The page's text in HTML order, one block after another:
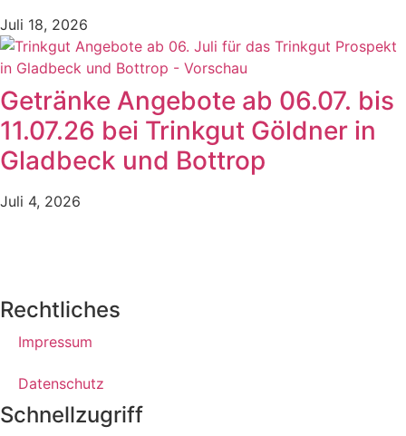
Juli 18, 2026
Getränke Angebote ab 06.07. bis
11.07.26 bei Trinkgut Göldner in
Gladbeck und Bottrop
Juli 4, 2026
Rechtliches
Impressum
Datenschutz
Schnellzugriff